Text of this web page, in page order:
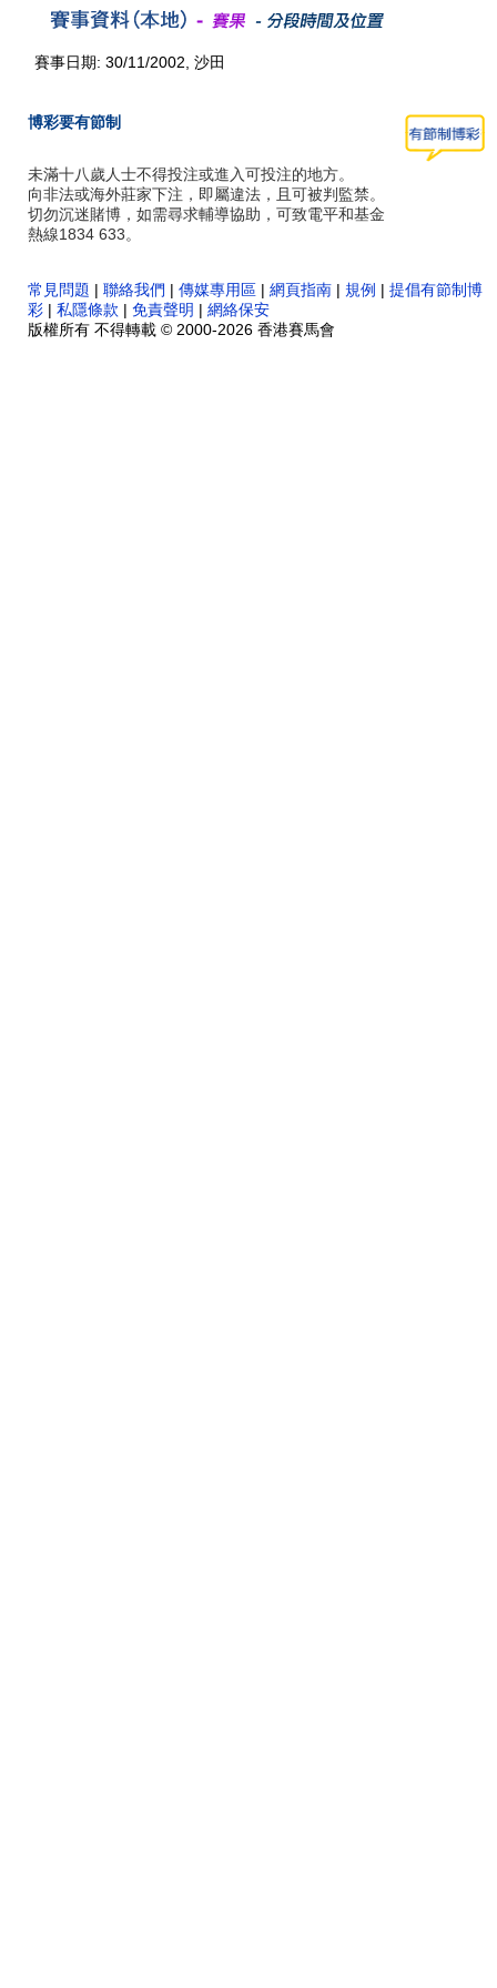
賽事日期: 30/11/2002, 沙田
博彩要有節制
未滿十八歲人士不得投注或進入可投注的地方。
向非法或海外莊家下注，即屬違法，且可被判監禁。
切勿沉迷賭博，如需尋求輔導協助，可致電平和基金
熱線1834 633。
常見問題 | 聯絡我們 | 傳媒專用區 | 網頁指南 | 規例 | 提倡有節制博
彩 | 私隱條款 | 免責聲明 | 網絡保安
版權所有 不得轉載 © 2000-2026 香港賽馬會